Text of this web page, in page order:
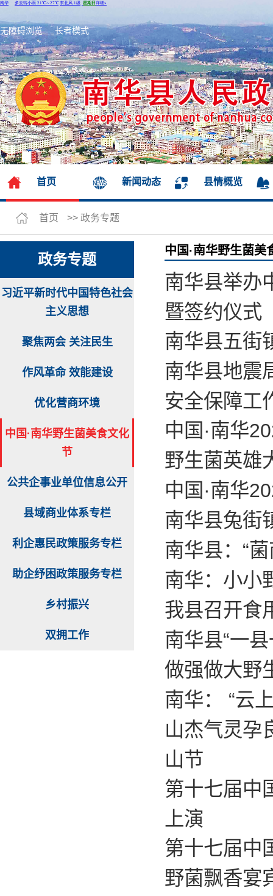
无障碍浏览 长者模式
首页 新闻动态 县情概览
首页 >> 政务专题
政务专题
习近平新时代中国特色社会
主义思想
聚焦两会 关注民生
作风革命 效能建设
优化营商环境
中国·南华野生菌美食文化
节
公共企事业单位信息公开
县域商业体系专栏
利企惠民政策服务专栏
助企纾困政策服务专栏
乡村振兴
双拥工作
中国·南华野生菌美
南华县举办
暨签约仪式
南华县五街
南华县地震
安全保障工
中国·南华
野生菌英雄
中国·南华
南华县兔街
南华县：“
南华：小小
我县召开食
南华县“一
做强做大野
南华： “云
山杰气灵
山节
第十七届中
上演
第十七届中
野菌飘香宴